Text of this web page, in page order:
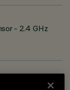
- 2.4 GHz